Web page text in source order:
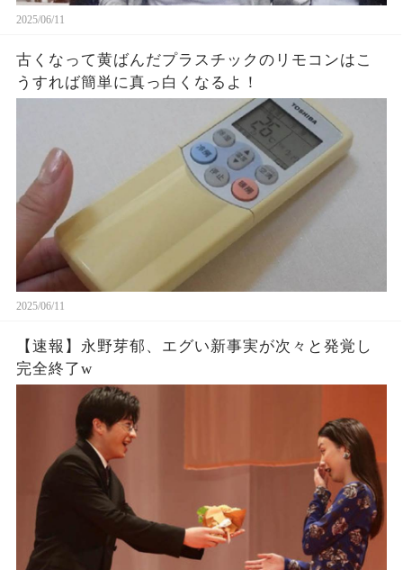
2025/06/11
古くなって黄ばんだプラスチックのリモコンはこ
うすれば簡単に真っ白くなるよ！
2025/06/11
【速報】永野芽郁、エグい新事実が次々と発覚し
完全終了w